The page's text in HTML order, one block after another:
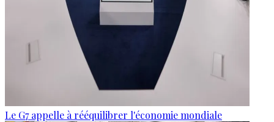
Le G7 appelle à rééquilibrer l'économie mondiale